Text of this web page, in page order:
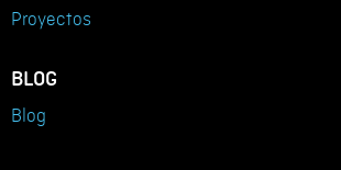
Proyectos
BLOG
Blog